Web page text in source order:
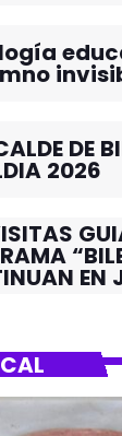
DE
2026
EN